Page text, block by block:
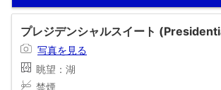
プレジデンシャルスイート
写真を見る
眺望：湖
禁煙